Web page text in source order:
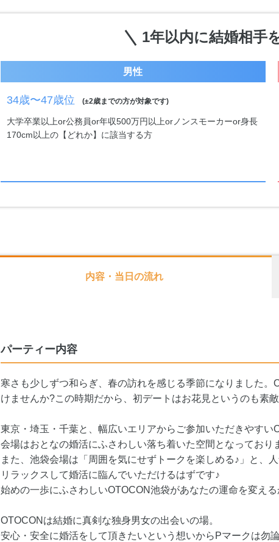
1年以内に結婚相手
男性
34歳〜47歳位 (±2歳までの方が対象です)
大学卒業以上or公務員or年収500万円以上orノンスモーカーor身長
170cm以上の【どれか】に該当する方
内容・当日の流れ
パーティー内容
寒さも少しずつ和らぎ、春の訪れを感じる季節になりました
けませんか?この時期だから、初デートはお花見というのも素
東京・埼玉・千葉と、幅広いエリアからご参加いただきやすい
会場はおとなの婚活にふさわしい落ち着いた空間となっており
また、池袋会場は「周囲を気にせずトークを楽しめる♪」と、
リラックスして婚活に臨んでいただけるはずです♪
始めの一歩にふさわしいOTOCON池袋があなたの運命を変え
OTOCONは結婚に真剣な独身男女の出会いの場。
安心・安全に婚活をして頂きたいという想いからPマークは勿